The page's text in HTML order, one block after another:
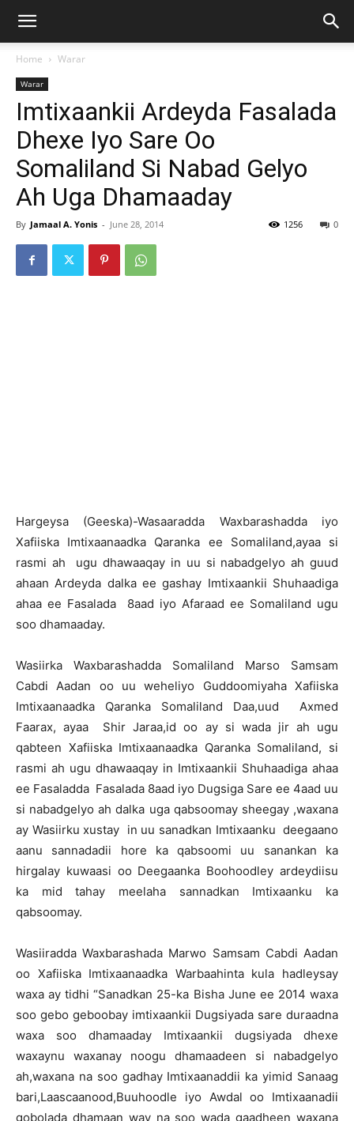
Home Warar
Warar
Imtixaankii Ardeyda Fasalada
Dhexe Iyo Sare Oo
Somaliland Si Nabad Gelyo
Ah Uga Dhamaaday
By Jamaal A. Yonis - June 28, 2014 0
1256
Hargeysa (Geeska)-Wasaaradda Waxbarashadda iyo
Xafiiska Imtixaanaadka Qaranka ee Somaliland,ayaa si
rasmi ah ugu dhawaaqay in uu si nabadgelyo ah guud
ahaan Ardeyda dalka ee gashay Imtixaankii Shuhaadiga
ahaa ee Fasalada 8aad iyo Afaraad ee Somaliland ugu
soo dhamaaday.
Wasiirka Waxbarashadda Somaliland Marso Samsam
Cabdi Aadan oo uu weheliyo Guddoomiyaha Xafiiska
Imtixaanaadka Qaranka Somaliland Daa,uud Axmed
Faarax, ayaa Shir Jaraa,id oo ay si wada jir ah ugu
qabteen Xafiiska Imtixaanaadka Qaranka Somaliland, si
rasmi ah ugu dhawaaqay in Imtixaankii Shuhaadiga ahaa
ee Fasaladda Fasalada 8aad iyo Dugsiga Sare ee 4aad uu
si nabadgelyo ah dalka uga qabsoomay sheegay ,waxana
ay Wasiirku xustay in uu sanadkan Imtixaanku deegaano
aanu sannadadii hore ka qabsoomi uu sanankan ka
hirgalay kuwaasi oo Deegaanka Boohoodley ardeydiisu
ka mid tahay meelaha sannadkan Imtixaanku ka
qabsoomay.
Wasiiradda Waxbarashada Marwo Samsam Cabdi Aadan
oo Xafiiska Imtixaanaadka Warbaahinta kula hadleysay
waxa ay tidhi “Sanadkan 25-ka Bisha June ee 2014 waxa
soo gebo geboobay imtixaankii Dugsiyada sare duraadna
waxa soo dhamaaday Imtixaankii dugsiyada dhexe
waxaynu waxanay noogu dhamaadeen si nabadgelyo
ah,waxana na soo gadhay Imtixaanaddii ka yimid Sanaag
bari,Laascaanood,Buuhoodle iyo Awdal oo Imtixaanadii
gobolada dhamaan way na soo wada gaadheen waxana